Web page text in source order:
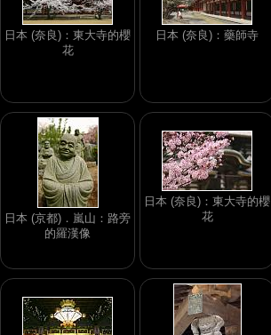
日本 (奈良)：東大寺的櫻
花
日本 (奈良)：藥師寺
日本 (京都)．嵐山：路旁
的羅漢像
日本 (奈良)：東大寺的櫻
花